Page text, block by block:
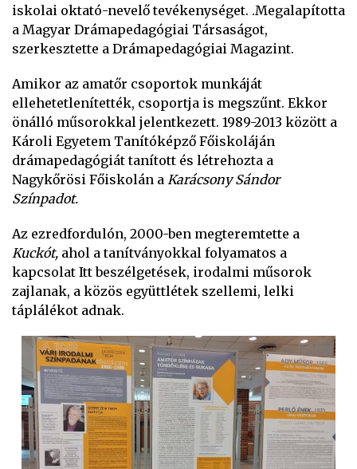
iskolai oktató-nevelő tevékenységet. .Megalapította
a Magyar Drámapedagógiai Társaságot,
szerkesztette a Drámapedagógiai Magazint.
Amikor az amatőr csoportok munkáját
ellehetetlenítették, csoportja is megszűnt. Ekkor
önálló műsorokkal jelentkezett. 1989-2013 között a
Károli Egyetem Tanítóképző Főiskoláján
drámapedagógiát tanított és létrehozta a
Nagykőrösi Főiskolán a Karácsony Sándor
Színpadot.
Az ezredfordulón, 2000-ben megteremtette a
Kuckót, ahol a tanítványokkal folyamatos a
kapcsolat Itt beszélgetések, irodalmi műsorok
zajlanak, a közös együttlétek szellemi, lelki
táplálékot adnak.